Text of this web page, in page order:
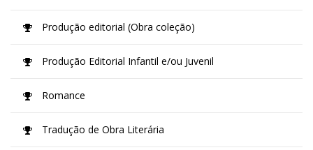
Produção editorial (Obra coleção)
Produção Editorial Infantil e/ou Juvenil
Romance
Tradução de Obra Literária